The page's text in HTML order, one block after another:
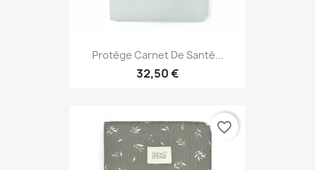
Protège Carnet De Santé...
32,50 €
favorite_border